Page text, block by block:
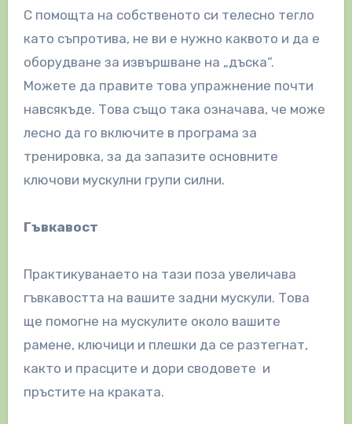
С помощта на собственото си телесно тегло
като съпротива, не ви е нужно каквото и да е
оборудване за извършване на „дъска“.
Можете да правите това упражнение почти
навсякъде. Това също така означава, че може
лесно да го включите в програма за
тренировка, за да запазите основните
ключови мускулни групи силни.
Гъвкавост
Практикуванаето на тази поза увеличава
гъвкавостта на вашите задни мускули. Това
ще помогне на мускулите около вашите
рамене, ключици и плешки да се разтегнат,
както и прасците и дори сводовете и
пръстите на краката.